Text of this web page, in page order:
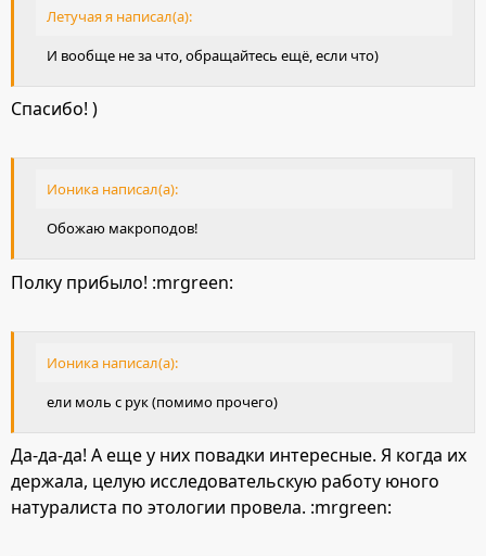
Летучая я написал(а):
И вообще не за что, обращайтесь ещё, если что)
Спасибо! )
Ионика написал(а):
Обожаю макроподов!
Полку прибыло! :mrgreen:
Ионика написал(а):
ели моль с рук (помимо прочего)
Да-да-да! А еще у них повадки интересные. Я когда их
держала, целую исследовательскую работу юного
натуралиста по этологии провела. :mrgreen: